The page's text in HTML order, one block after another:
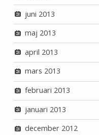
juni 2013
maj 2013
april 2013
mars 2013
februari 2013
januari 2013
december 2012